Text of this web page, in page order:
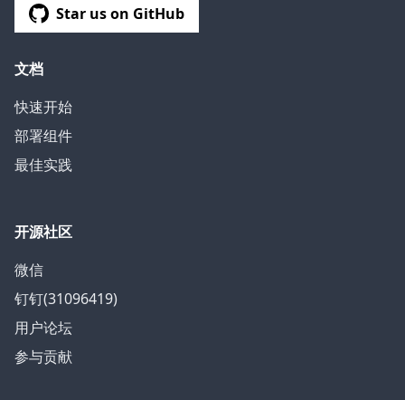
Star us on GitHub
文档
快速开始
部署组件
最佳实践
开源社区
微信
钉钉(31096419)
用户论坛
参与贡献